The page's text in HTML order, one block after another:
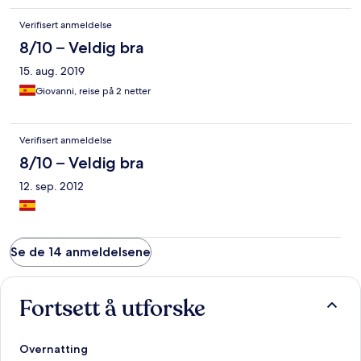
Verifisert anmeldelse
8/10 – Veldig bra
15. aug. 2019
Giovanni, reise på 2 netter
Verifisert anmeldelse
8/10 – Veldig bra
12. sep. 2012
Se de 14 anmeldelsene
Fortsett å utforske
Overnatting